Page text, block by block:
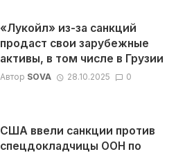
«Лукойл» из-за санкций
продаст свои зарубежные
активы, в том числе в Грузии
Автор SOVA 28.10.2025 0
США ввели санкции против
спецдокладчицы ООН по